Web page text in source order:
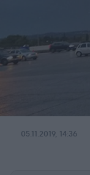
05.11.2019, 14:36